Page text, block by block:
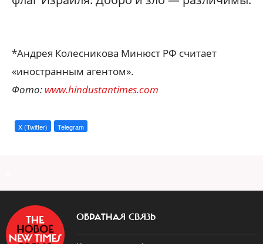
*Андрея Колесникова Минюст РФ считает
«иностранным агентом».
Фото: www.hindustantimes.com
X (Twitter) Telegram
ОБРАТНАЯ СВЯЗЬ